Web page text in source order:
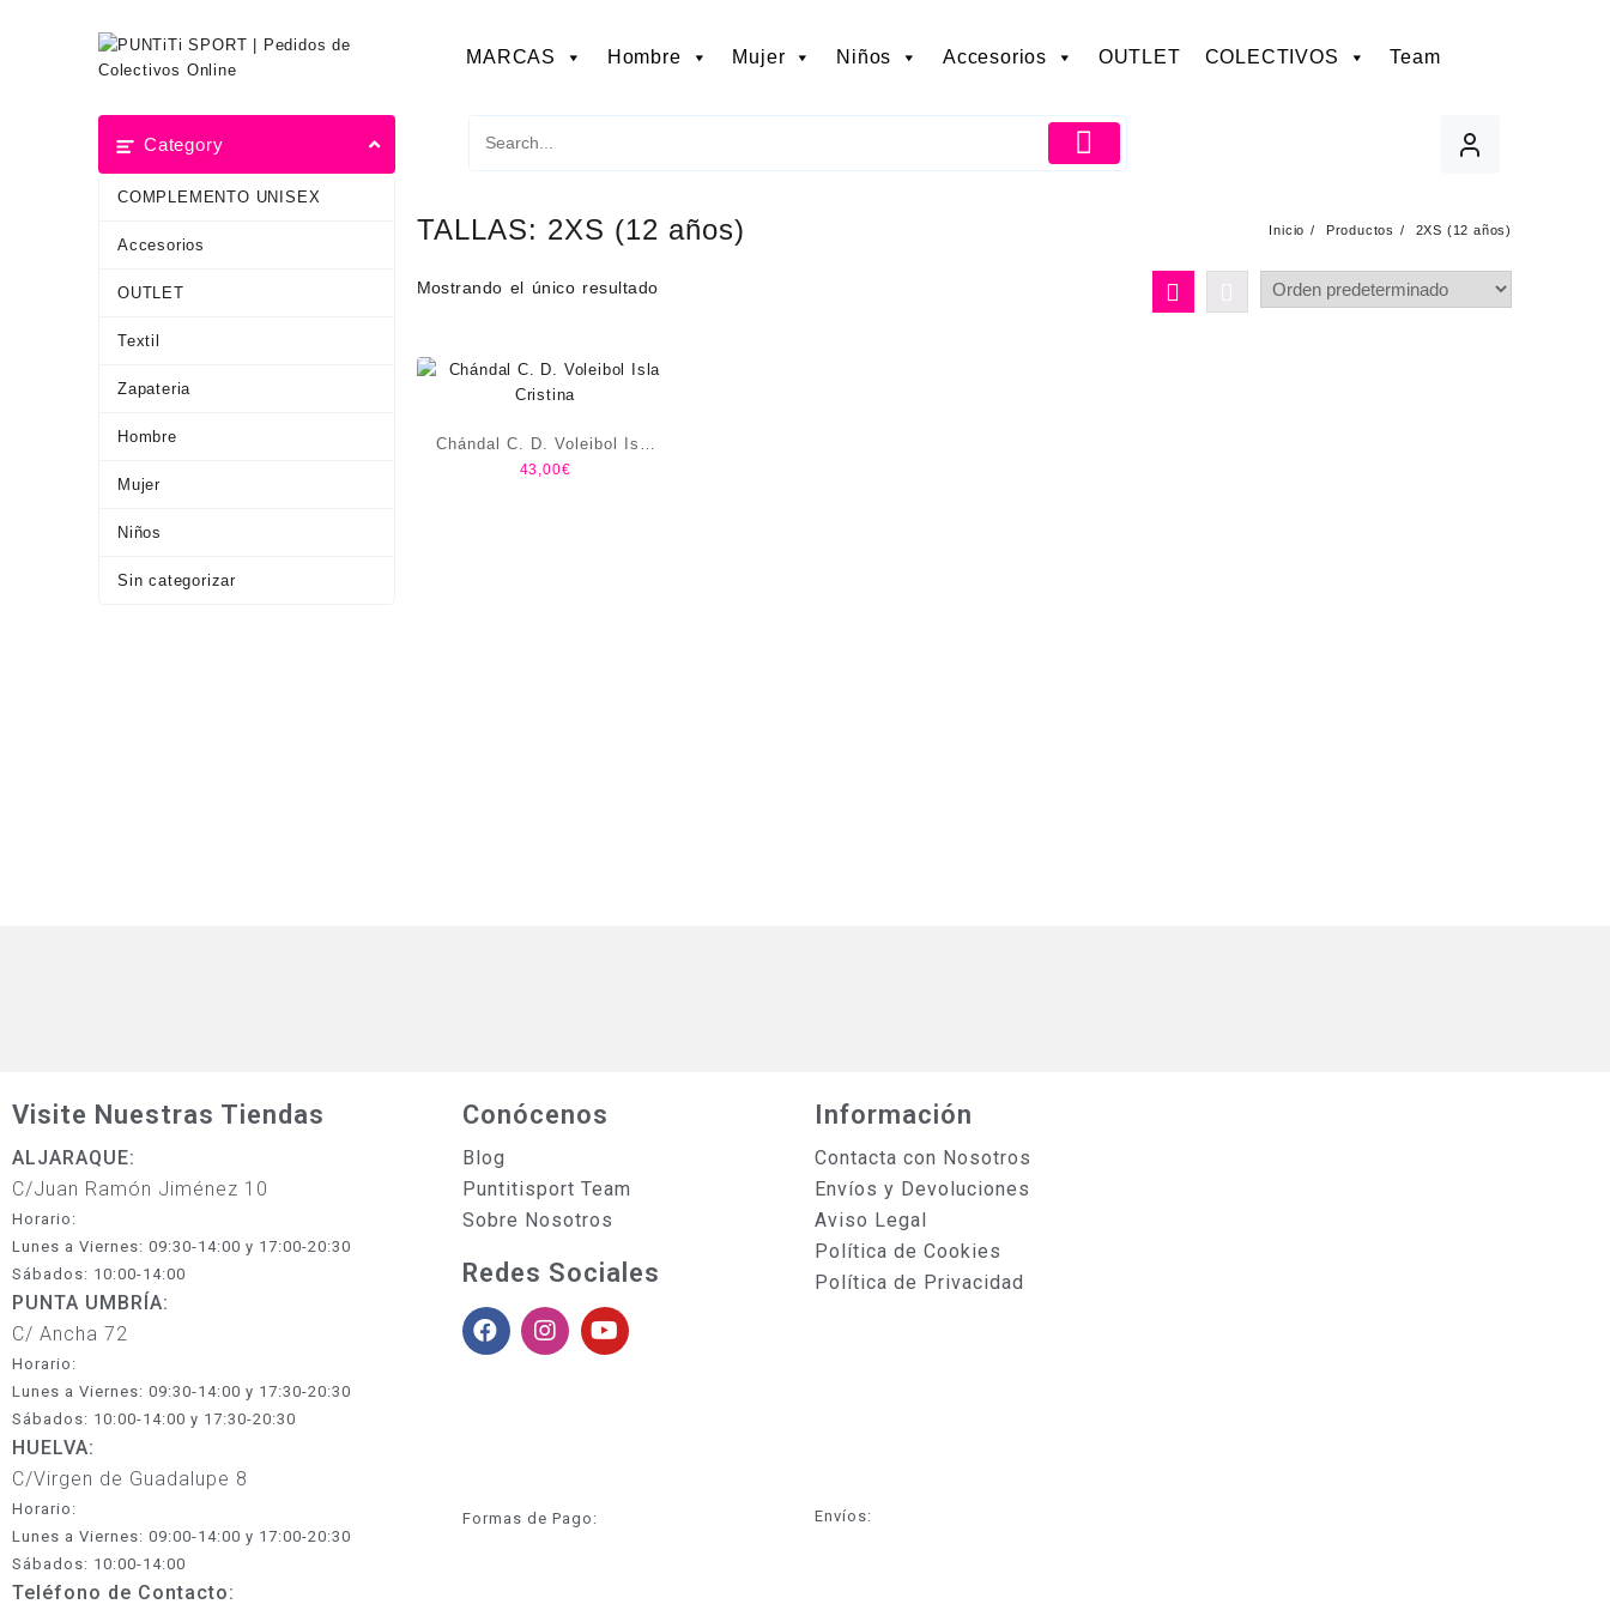
MARCAS Hombre Mujer Niños Accesorios OUTLET COLECTIVOS Team
Category
COMPLEMENTO UNISEX
Accesorios
OUTLET
Textil
Zapateria
Hombre
Mujer
Niños
Sin categorizar
TALLAS: 2XS (12 años) Inicio Productos 2XS (12 años)
Mostrando el único resultado
Chándal C. D. Voleibol Isla
Cristina
43,00€
Visite Nuestras Tiendas
ALJARAQUE:
C/Juan Ramón Jiménez 10
Horario:
Lunes a Viernes: 09:30-14:00 y 17:00-20:30
Sábados: 10:00-14:00
PUNTA UMBRÍA:
C/ Ancha 72
Horario:
Lunes a Viernes: 09:30-14:00 y 17:30-20:30
Sábados: 10:00-14:00 y 17:30-20:30
HUELVA:
C/Virgen de Guadalupe 8
Horario:
Lunes a Viernes: 09:00-14:00 y 17:00-20:30
Sábados: 10:00-14:00
Teléfono de Contacto:
Conócenos
Blog
Puntitisport Team
Sobre Nosotros
Redes Sociales
Formas de Pago:
Información
Contacta con Nosotros
Envíos y Devoluciones
Aviso Legal
Política de Cookies
Política de Privacidad
Envíos: